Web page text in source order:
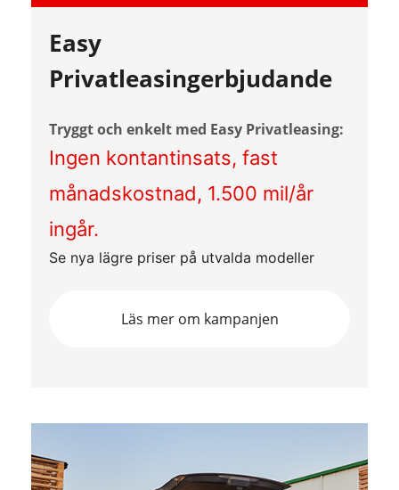
Easy
Privatleasingerbjudande
Tryggt och enkelt med Easy Privatleasing:
Ingen kontantinsats, fast
månadskostnad, 1.500 mil/år
ingår.
Se nya lägre priser på utvalda modeller
Läs mer om kampanjen